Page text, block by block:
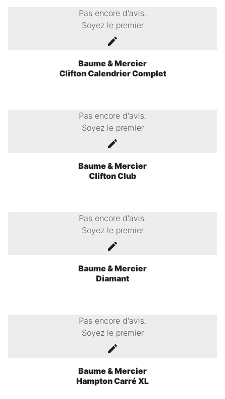
Pas encore d'avis.
Soyez le premier
Baume & Mercier
Clifton Calendrier Complet
Pas encore d'avis.
Soyez le premier
Baume & Mercier
Clifton Club
Pas encore d'avis.
Soyez le premier
Baume & Mercier
Diamant
Pas encore d'avis.
Soyez le premier
Baume & Mercier
Hampton Carré XL